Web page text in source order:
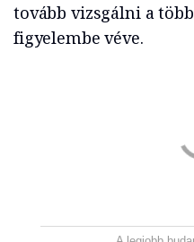
tovább vizsgálni a
figyelembe véve.